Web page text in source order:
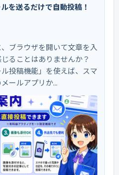
を送るだけで自動投稿！
ブラウザを開いて文章を入
ることはありませんか？
投稿機能」を使えば、スマ
ールアプリか...